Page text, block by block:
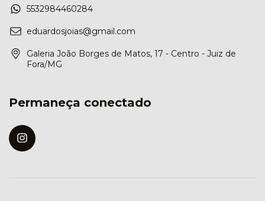
5532984460284
eduardosjoias@gmail.com
Galeria João Borges de Matos, 17 - Centro - Juiz de
Fora/MG
Permaneça conectado